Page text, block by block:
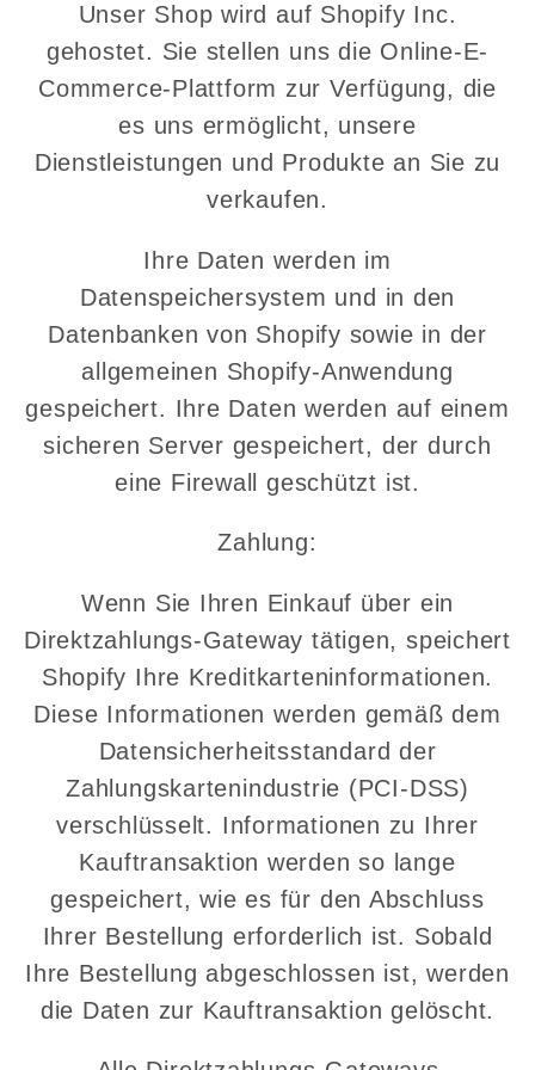
Unser Shop wird auf Shopify Inc.
gehostet. Sie stellen uns die Online-E-
Commerce-Plattform zur Verfügung, die
es uns ermöglicht, unsere
Dienstleistungen und Produkte an Sie zu
verkaufen.
Ihre Daten werden im
Datenspeichersystem und in den
Datenbanken von Shopify sowie in der
allgemeinen Shopify-Anwendung
gespeichert. Ihre Daten werden auf einem
sicheren Server gespeichert, der durch
eine Firewall geschützt ist.
Zahlung:
Wenn Sie Ihren Einkauf über ein
Direktzahlungs-Gateway tätigen, speichert
Shopify Ihre Kreditkarteninformationen.
Diese Informationen werden gemäß dem
Datensicherheitsstandard der
Zahlungskartenindustrie (PCI-DSS)
verschlüsselt. Informationen zu Ihrer
Kauftransaktion werden so lange
gespeichert, wie es für den Abschluss
Ihrer Bestellung erforderlich ist. Sobald
Ihre Bestellung abgeschlossen ist, werden
die Daten zur Kauftransaktion gelöscht.